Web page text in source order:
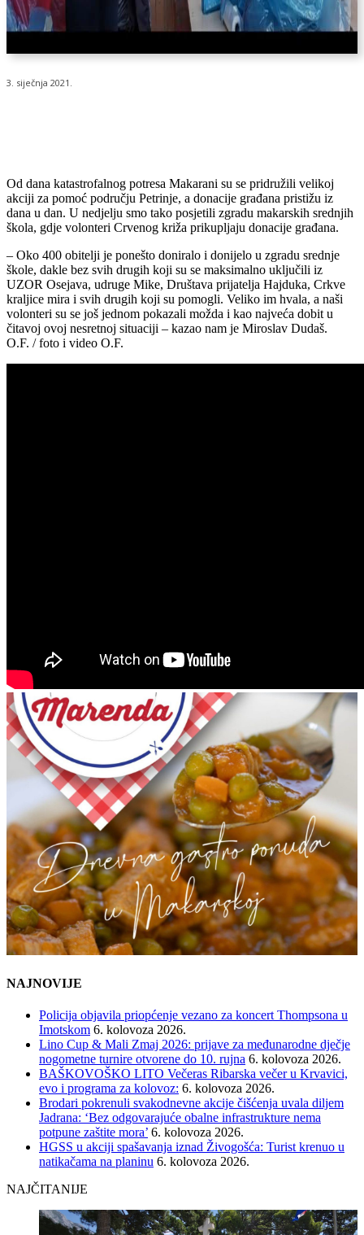
3. siječnja 2021.
Od dana katastrofalnog potresa Makarani su se pridružili velikoj
akciji za pomoć području Petrinje, a donacije građana pristižu iz
dana u dan. U nedjelju smo tako posjetili zgradu makarskih srednjih
škola, gdje volonteri Crvenog križa prikupljaju donacije građana.
– Oko 400 obitelji je ponešto doniralo i donijelo u zgradu srednje
škole, dakle bez svih drugih koji su se maksimalno uključili iz
UZOR Osejava, udruge Mike, Društava prijatelja Hajduka, Crkve
kraljice mira i svih drugih koji su pomogli. Veliko im hvala, a naši
volonteri su se još jednom pokazali možda i kao najveća dobit u
čitavoj ovoj nesretnoj situaciji – kazao nam je Miroslav Dudaš.
O.F. / foto i video O.F.
NAJNOVIJE
Policija objavila priopćenje vezano za koncert Thompsona u
Imotskom 6. kolovoza 2026.
Lino Cup & Mali Zmaj 2026: prijave za međunarodne dječje
nogometne turnire otvorene do 10. rujna 6. kolovoza 2026.
BAŠKOVOŠKO LITO Večeras Ribarska večer u Krvavici,
evo i programa za kolovoz: 6. kolovoza 2026.
Brodari pokrenuli svakodnevne akcije čišćenja uvala diljem
Jadrana: ‘Bez odgovarajuće obalne infrastrukture nema
potpune zaštite mora’ 6. kolovoza 2026.
HGSS u akciji spašavanja iznad Živogošća: Turist krenuo u
natikačama na planinu 6. kolovoza 2026.
NAJČITANIJE